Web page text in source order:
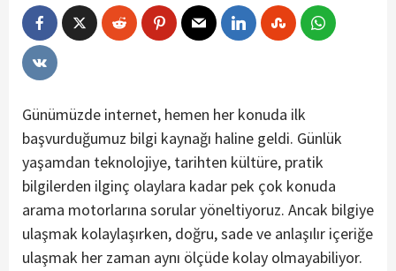
Günümüzde internet, hemen her konuda ilk
başvurduğumuz bilgi kaynağı haline geldi. Günlük
yaşamdan teknolojiye, tarihten kültüre, pratik
bilgilerden ilginç olaylara kadar pek çok konuda
arama motorlarına sorular yöneltiyoruz. Ancak bilgiye
ulaşmak kolaylaşırken, doğru, sade ve anlaşılır içeriğe
ulaşmak her zaman aynı ölçüde kolay olmayabiliyor.